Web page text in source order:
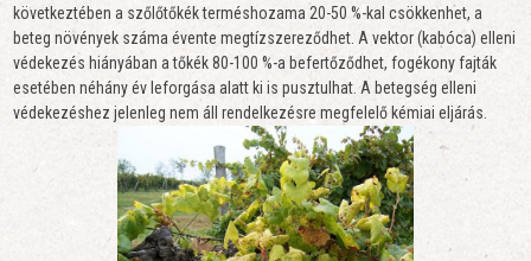
következtében a szőlőtőkék terméshozama 20-50 %-kal csökkenhet, a
beteg növények száma évente megtízszereződhet. A vektor (kabóca) elleni
védekezés hiányában a tőkék 80-100 %-a befertőződhet, fogékony fajták
esetében néhány év leforgása alatt ki is pusztulhat. A betegség elleni
védekezéshez jelenleg nem áll rendelkezésre megfelelő kémiai eljárás.